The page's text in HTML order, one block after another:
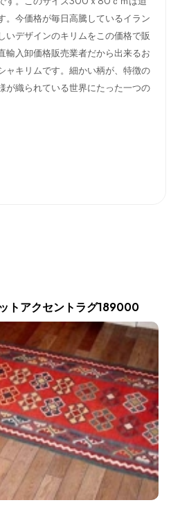
。今価格が毎日高騰しているイラン
いデザインのキリムをこの価格で販
輸入卸価格販売業者だから出来るお
ャキリムです。細かい柄が、特徴の
が織られている世界にたった一つの
トアクセントラグ189000